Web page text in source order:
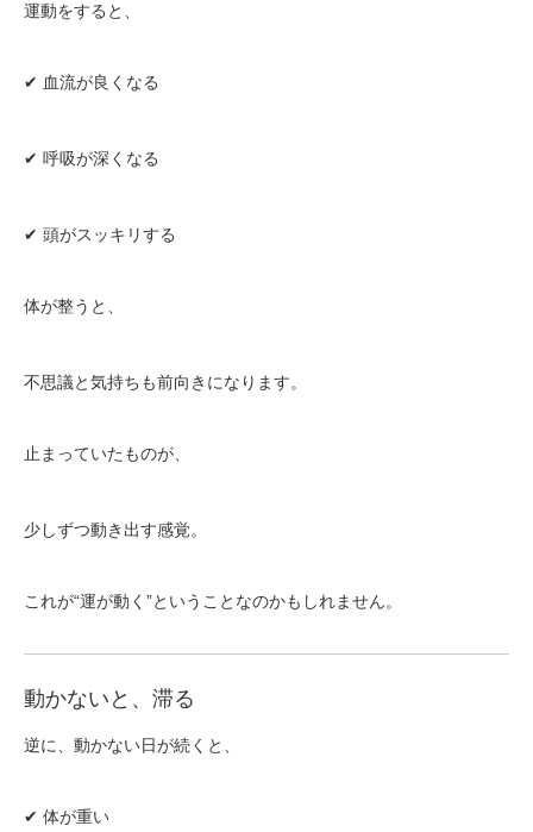
運動をすると、
✔ 血流が良くなる
✔ 呼吸が深くなる
✔ 頭がスッキリする
体が整うと、
不思議と気持ちも前向きになります。
止まっていたものが、
少しずつ動き出す感覚。
これが“運が動く”ということなのかもしれません。
動かないと、滞る
逆に、動かない日が続くと、
✔ 体が重い